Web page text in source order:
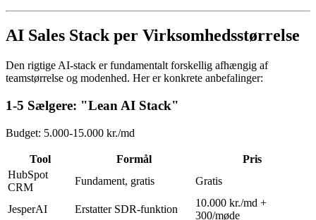
AI Sales Stack per Virksomhedsstørrelse
Den rigtige AI-stack er fundamentalt forskellig afhængig af
teamstørrelse og modenhed. Her er konkrete anbefalinger:
1-5 Sælgere: "Lean AI Stack"
Budget: 5.000-15.000 kr./md
Tool Formål
Pris
HubSpot
CRM
Fundament, gratis Gratis
JesperAI Erstatter SDR-funktion
10.000 kr./md +
300/møde